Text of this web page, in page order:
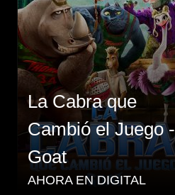
La Cabra que
Cambió el Juego -
Goat
AHORA EN DIGITAL